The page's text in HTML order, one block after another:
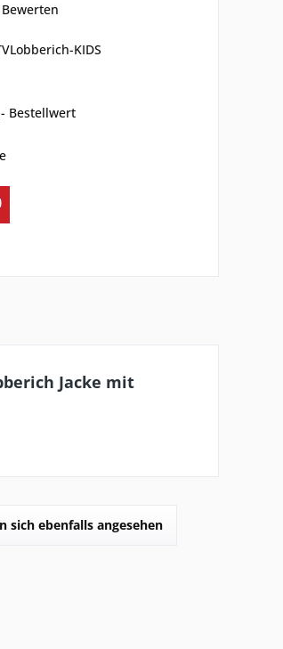
Bewerten
KIDS
Bestellwert
Jacke mit
sich ebenfalls angesehen